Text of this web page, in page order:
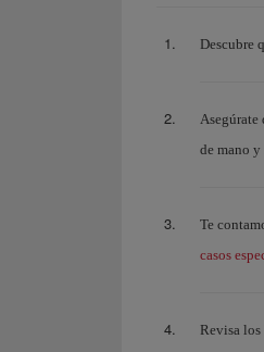
Descubre
Asegúrate
de mano
Te
casos
Revisa los